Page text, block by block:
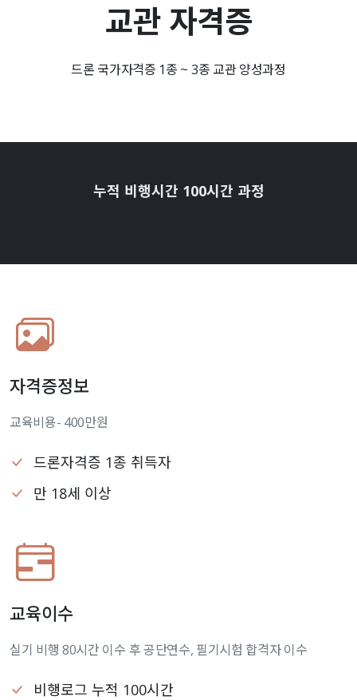
교관 자격증
드론 국가자격증 1종 ~ 3종 교관 양성과정
누적 비행시간 100시간 과정
자격증정보
교육비용- 400만원
드론자격증 1종 취득자
만 18세 이상
교육이수
실기 비행 80시간 이수 후 공단연수, 필기시험 합격자 이수
비행로그 누적 100시간